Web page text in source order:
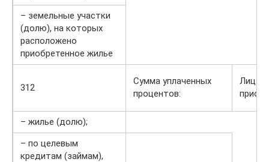
– земельные участки
(долю), на которых
расположено
приобретенное жилье
312
Сумма уплаченных
процентов:
Лица,
– жилье (долю);
– по целевым
кредитам (займам),